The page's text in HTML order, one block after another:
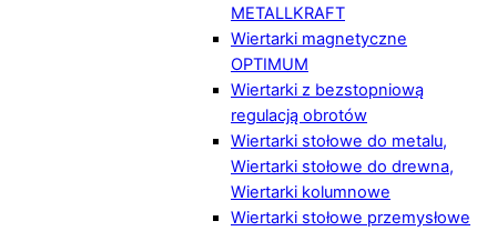
METALLKRAFT
Wiertarki magnetyczne
OPTIMUM
Wiertarki z bezstopniową
regulacją obrotów
Wiertarki stołowe do metalu,
Wiertarki stołowe do drewna,
Wiertarki kolumnowe
Wiertarki stołowe przemysłowe